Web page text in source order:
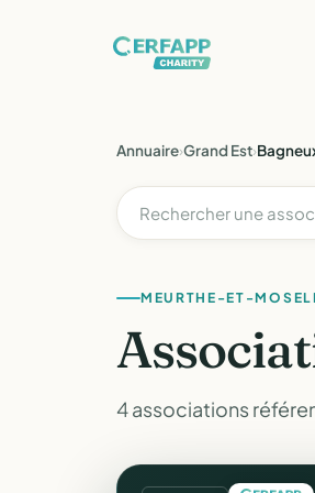
Annuaire›Grand Est›
MEURTHE-ET-
4 associations